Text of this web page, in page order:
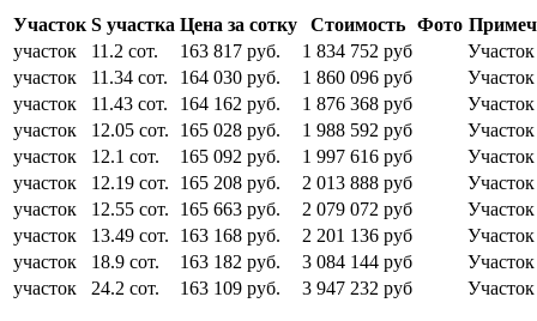
Участок S участка Цена за сотку Стоимость Фото
участок
11.2 сот. 163 817 руб. 1 834 752 руб
участок
11.34 сот. 164 030 руб. 1 860 096 руб
участок
11.43 сот. 164 162 руб. 1 876 368 руб
участок
12.05 сот. 165 028 руб. 1 988 592 руб
участок
12.1 сот. 165 092 руб. 1 997 616 руб
участок
12.19 сот. 165 208 руб. 2 013 888 руб
участок
12.55 сот. 165 663 руб. 2 079 072 руб
участок
13.49 сот. 163 168 руб. 2 201 136 руб
участок
18.9 сот. 163 182 руб. 3 084 144 руб
участок
24.2 сот. 163 109 руб. 3 947 232 руб